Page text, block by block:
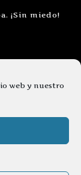
web y nuestro
¡Sin miedo!